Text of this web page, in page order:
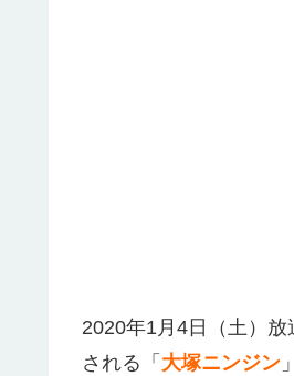
2020年1月4日（土）放
される「 大塚ニンジン